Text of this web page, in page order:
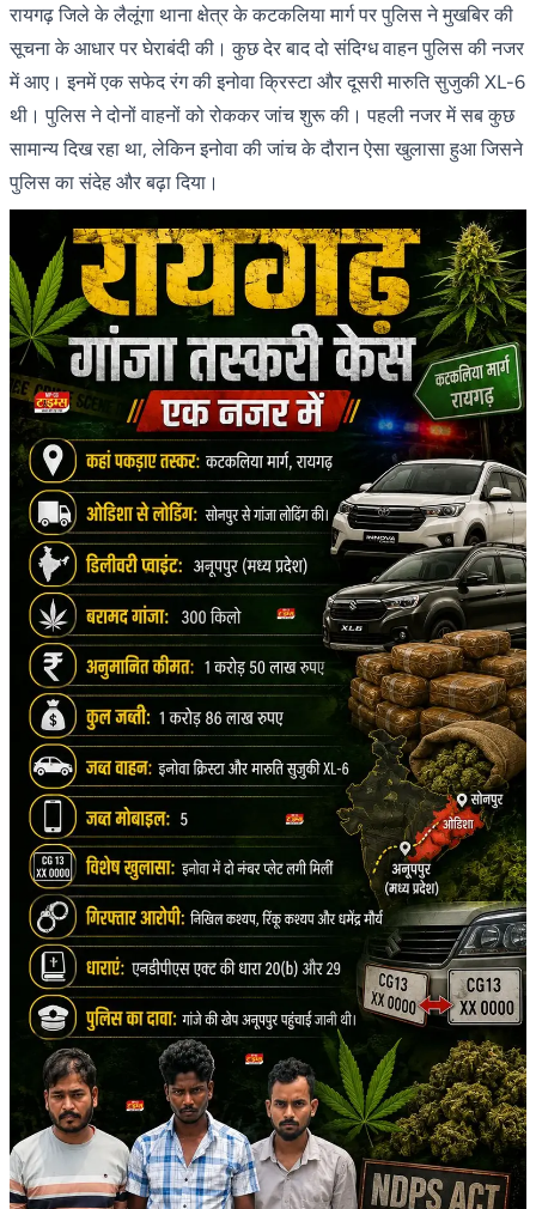
रायगढ़ जिले के लैलूंगा थाना क्षेत्र के कटकलिया मार्ग पर पुलिस ने मुखबिर की
सूचना के आधार पर घेराबंदी की। कुछ देर बाद दो संदिग्ध वाहन पुलिस की नजर
में आए। इनमें एक सफेद रंग की इनोवा क्रिस्टा और दूसरी मारुति सुजुकी XL-6
थी। पुलिस ने दोनों वाहनों को रोककर जांच शुरू की। पहली नजर में सब कुछ
सामान्य दिख रहा था, लेकिन इनोवा की जांच के दौरान ऐसा खुलासा हुआ जिसने
पुलिस का संदेह और बढ़ा दिया।